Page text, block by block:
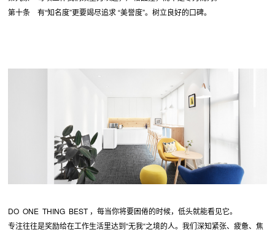
第十条 有“知名度”更要竭尽追求 “美誉度”。树立良好的口碑。
DO ONE THING BEST ，每当你将要困倦的时候，低头就能看见它。
专注往往是奖励给在工作生活里达到“无我“之境的人。我们深知紧张、疲惫、焦